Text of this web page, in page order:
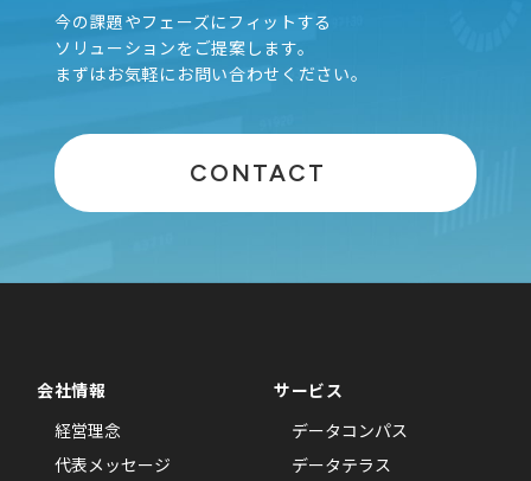
今の課題やフェーズにフィットする
ソリューションをご提案します。
まずはお気軽にお問い合わせください。
CONTACT
会社情報
経営理念
代表メッセージ
サービス
データコンパス
データテラス